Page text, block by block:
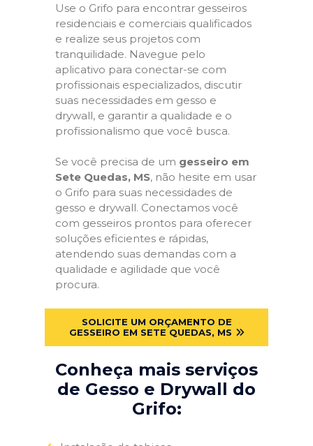
Use o Grifo para encontrar gesseiros
residenciais e comerciais qualificados
e realize seus projetos com
tranquilidade. Navegue pelo
aplicativo para conectar-se com
profissionais especializados, discutir
suas necessidades em gesso e
drywall, e garantir a qualidade e o
profissionalismo que você busca.
Se você precisa de um gesseiro em
Sete Quedas, MS, não hesite em usar
o Grifo para suas necessidades de
gesso e drywall. Conectamos você
com gesseiros prontos para oferecer
soluções eficientes e rápidas,
atendendo suas demandas com a
qualidade e agilidade que você
procura.
SOLICITE UM ORÇAMENTO DE
GESSEIRO EM SETE QUEDAS, MS
Conheça mais serviços
de Gesso e Drywall do
Grifo: